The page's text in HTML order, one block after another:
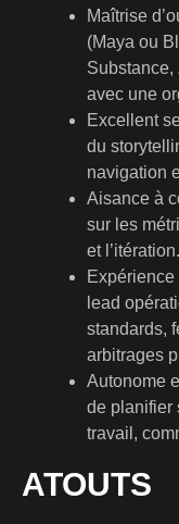
Maîtrise
(Maya ou
avec une
Excellent
du
navigation
Aisance à
sur les
et l’itération.
lead
standards,
arbitrages
Autonome
de planifier
travail,
ATOUTS